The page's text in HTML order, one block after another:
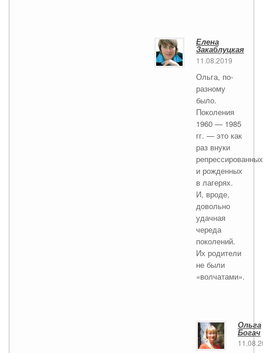
Елена
Закаблуцкая
11.08.2019
Ольга, по-
разному
было.
Поколения
1960 — 1985
гг. — это как
раз внуки
репрессированных
и рожденных
в лагерях.
И, вроде,
довольно
удачная
череда
поколений.
Их родители
не были
«волчатами».
Ольга
Богач